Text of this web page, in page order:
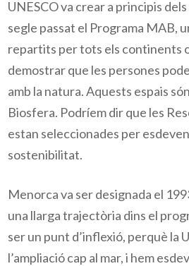
UNESCO va crear a principis
segle passat el Programa MAB,
repartits per tots els continents
demostrar que les persones
amb la natura. Aquests espais
Biosfera. Podríem dir que les
estan seleccionades per
sostenibilitat.
Menorca va ser designada el
una llarga trajectòria dins el
ser un punt d’inflexió, perquè la
l’ampliació cap al mar, i hem